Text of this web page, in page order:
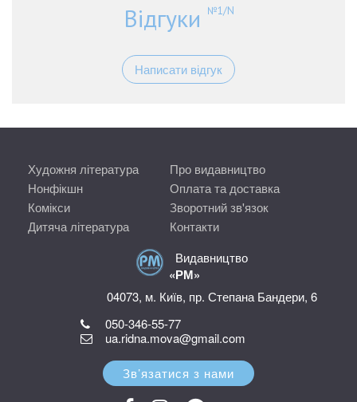
Відгуки №1/N
Написати відгук
Художня література
Нонфікшн
Комікси
Дитяча література
Про видавництво
Оплата та доставка
Зворотний зв'язок
Контакти
Видавництво
«РМ»
04073, м. Київ, пр. Степана Бандери, 6
050-346-55-77
ua.ridna.mova@gmail.com
Зв’язатися з нами